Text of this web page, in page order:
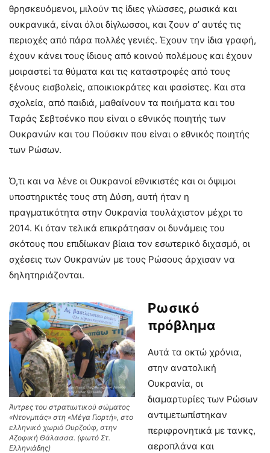
θρησκευόμενοι, μιλούν τις ίδιες γλώσσες, ρωσικά και
ουκρανικά, είναι όλοι δίγλωσσοι, και ζουν σ’ αυτές τις
περιοχές από πάρα πολλές γενιές. Έχουν την ίδια γραφή,
έχουν κάνει τους ίδιους από κοινού πολέμους και έχουν
μοιραστεί τα θύματα και τις καταστροφές από τους
ξένους εισβολείς, αποικιοκράτες και φασίστες. Και στα
σχολεία, από παιδιά, μαθαίνουν τα ποιήματα και του
Ταράς Σεβτσένκο που είναι ο εθνικός ποιητής των
Ουκρανών και του Πούσκιν που είναι ο εθνικός ποιητής
των Ρώσων.
Ό,τι και να λένε οι Ουκρανοί εθνικιστές και οι όψιμοι
υποστηρικτές τους στη Δύση, αυτή ήταν η
πραγματικότητα στην Ουκρανία τουλάχιστον μέχρι το
2014. Κι όταν τελικά επικράτησαν οι δυνάμεις του
σκότους που επιδίωκαν βίαια τον εσωτερικό διχασμό, οι
σχέσεις των Ουκρανών με τους Ρώσους άρχισαν να
δηλητηριάζονται.
Άντρες του στρατιωτικού σώματος
«Ντονμπάς» στη «Μέγα Γιορτή», στο
ελληνικό χωριό Ουρζούφ, στην
Αζοφική Θάλασσα. (φωτό Στ.
Ελληνιάδης)
Ρωσικό
πρόβλημα
Αυτά τα οκτώ χρόνια,
στην ανατολική
Ουκρανία, οι
διαμαρτυρίες των Ρώσων
αντιμετωπίστηκαν
περιφρονητικά με τανκς,
αεροπλάνα και